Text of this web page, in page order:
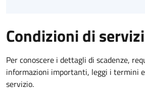
Condizioni di
Per conoscere i dettagli di scadenze,
informazioni importanti, leggi i termini
servizio.